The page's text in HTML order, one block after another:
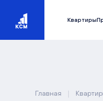
Квартиры
Главная |